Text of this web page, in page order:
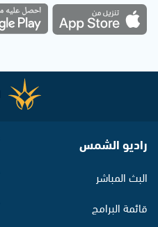
راديو الشمس
البث المباشر
قائمة البرامج